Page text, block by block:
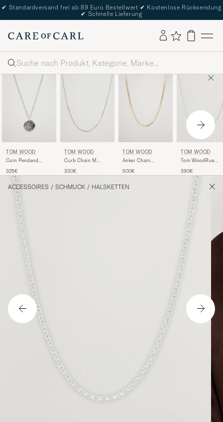
✔ Standardversand frei ab 89 Euro Bestellwert ✔ Kostenlose Rücksendung
✔ Schnelle Lieferung
Suche
TOM WOOD
Coin Pendand
325€
TOM WOOD
Curb Chain M
330€
TOM WOOD
Anker Chain
500€
TOM WOOD
Tom WoodRue
NecklaceSilver
390€
ACCESSOIRES / SCHMUCK / HALSKETTEN